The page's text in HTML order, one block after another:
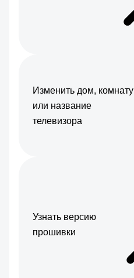
Изменить дом, комнату
или название
телевизора
Узнать версию
прошивки